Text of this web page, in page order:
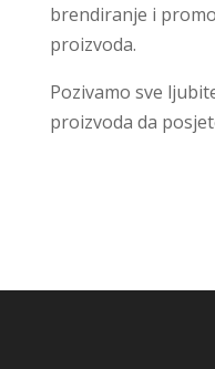
brendiranje i
proizvoda.
Pozivamo sve
proizvoda da